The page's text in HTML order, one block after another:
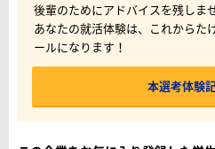
後輩のためにアドバイスを残しま
あなたの就活体験は、これからた
ールになります！
本選考体験